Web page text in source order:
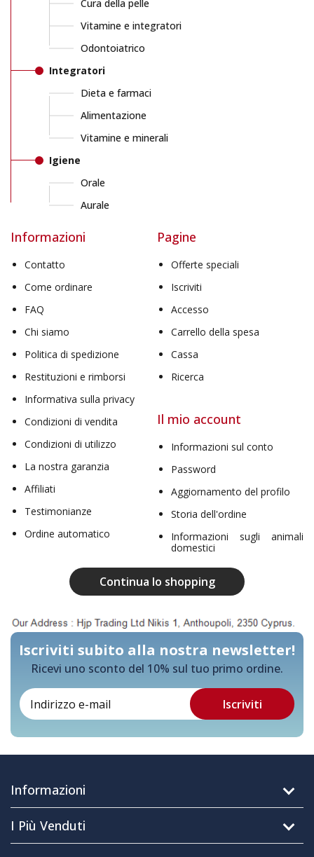
Cura della pelle
Vitamine e integratori
Odontoiatrico
Integratori
Dieta e farmaci
Alimentazione
Vitamine e minerali
Igiene
Orale
Aurale
Informazioni
Contatto
Come ordinare
FAQ
Chi siamo
Politica di spedizione
Restituzioni e rimborsi
Informativa sulla privacy
Condizioni di vendita
Condizioni di utilizzo
La nostra garanzia
Affiliati
Testimonianze
Ordine automatico
Pagine
Offerte speciali
Iscriviti
Accesso
Carrello della spesa
Cassa
Ricerca
Il mio account
Informazioni sul conto
Password
Aggiornamento del profilo
Storia dell'ordine
Informazioni sugli animali
domestici
Continua lo shopping
Iscriviti subito alla nostra newsletter!
Ricevi uno sconto del 10% sul tuo primo ordine.
Informazioni
I Più Venduti